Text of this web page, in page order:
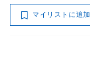
マイリストに追加